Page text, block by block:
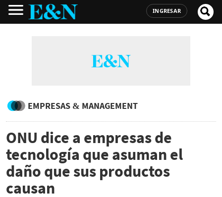
INGRESAR
EMPRESAS & MANAGEMENT
ONU dice a empresas de
tecnología que asuman el
daño que sus productos
causan